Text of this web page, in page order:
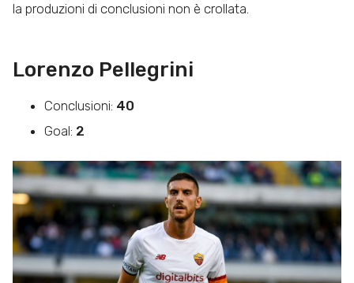
la produzioni di conclusioni non è crollata.
Lorenzo Pellegrini
Conclusioni: 40
Goal: 2